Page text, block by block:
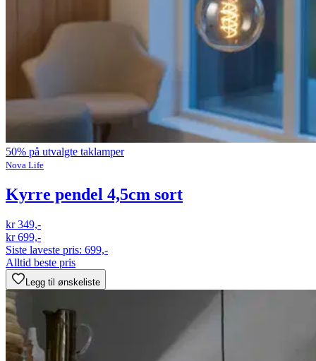
50% på utvalgte taklamper
Nova Life
Kyrre pendel 4,5cm sort
kr 349,-
kr 699,-
Siste laveste pris: 699,-
Alltid beste pris
Legg til ønskeliste